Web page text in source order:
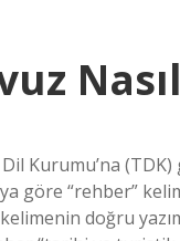
Kurumu’na
göre “rehber”
doğru